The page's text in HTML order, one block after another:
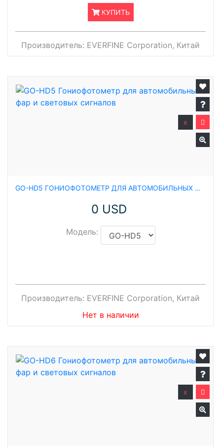
КУПИТЬ
Производитель: EVERFINE Corporation, Китай
GO-HD5 ГОНИОФОТОМЕТР ДЛЯ АВТОМОБИЛЬНЫХ ФАР И СВЕТОВЫХ СИГНАЛОВ
0 USD
Модель:
x
Производитель: EVERFINE Corporation, Китай
Нет в наличии
x